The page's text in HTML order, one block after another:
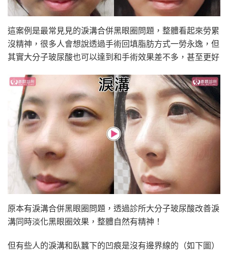
這案例是最常見見的淚溝合併黑眼圈問題，整體看起來勞累
沒精神，很多人會想說透過手術回填脂肪方式一勞永逸，但
其實大分子玻尿酸也可以達到和手術效果差不多，甚至更好
原本有淚溝合併黑眼圈問題，透過診所大分子玻尿酸改善淚
溝同時淡化黑眼圈效果，整體自然有精神！
但有些人的淚溝和臥蠶下的凹痕是沒有邊界線的（如下圖）